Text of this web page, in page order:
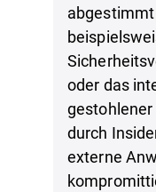
oder das
durch
externe